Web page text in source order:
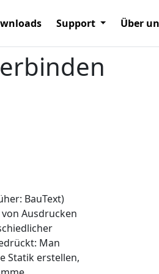
Support Über
BauText)
Ausdrucken
Man
Statik erstellen,